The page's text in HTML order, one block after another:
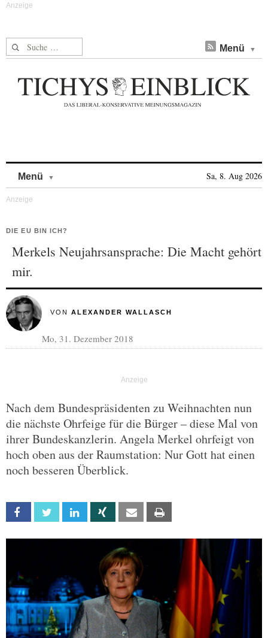
Suche nach: Menü
Menü Sa, 8. Aug 2026
DIE EU BIN ICH?
Merkels Neujahrsansprache: Die Macht gehört
mir.
VON ALEXANDER WALLASCH
Mo, 31. Dezember 2018
Nach dem Bundespräsidenten zu Weihnachten nun
die nächste Ohrfeige für die Bürger – diese Mal von
ihrer Bundeskanzlerin. Angela Merkel ohrfeigt von
hoch oben aus der Raumstation: Nur Gott hat einen
noch besseren Überblick.
Facebook Twitter Linkedin Xing Email